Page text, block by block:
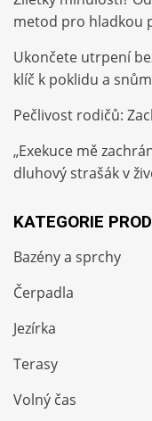
metod pro hladkou
Ukončete utrpení
klíč k poklidu a snům
Pečlivost rodičů:
„Exekuce mě
dluhový strašák v
KATEGORIE
Bazény a sprchy
Čerpadla
Jezírka
Terasy
Volný čas